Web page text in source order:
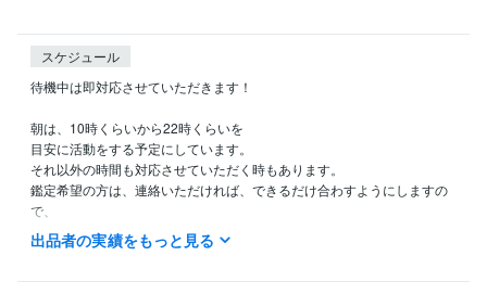
スケジュール
待機中は即対応させていただきます！
朝は、10時くらいから22時くらいを
目安に活動をする予定にしています。
それ以外の時間も対応させていただく時もあります。
鑑定希望の方は、連絡いただければ、できるだけ合わすようにしますの
で、
希望の時間がある方は、ダイレクトメッセージで鑑定の希望をお知らせ
ください。
出品者の実績をもっと見る